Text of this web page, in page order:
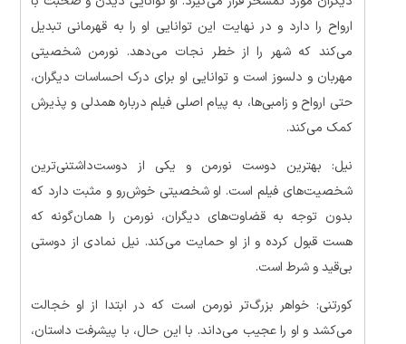
ارواح را دارد و در نهایت این توانایی او را به قهرمانی تبدیل
می‌کند که شهر را از خطر نجات می‌دهد. نورمن شخصیتی
مهربان و دلسوز است و توانایی او برای درک احساسات دیگران،
حتی ارواح و زامبی‌ها، به پیام اصلی فیلم درباره همدلی و پذیرش
کمک می‌کند.
نیل: بهترین دوست نورمن و یکی از دوست‌داشتنی‌ترین
شخصیت‌های فیلم است. او شخصیتی خوش‌رو و مثبت دارد که
بدون توجه به قضاوت‌های دیگران، نورمن را همان‌گونه که
هست قبول کرده و از او حمایت می‌کند. نیل نمادی از دوستی
بی‌قید و شرط است.
کورتنی: خواهر بزرگ‌تر نورمن است که در ابتدا از او خجالت
می‌کشد و او را عجیب می‌داند. با این حال، با پیشرفت داستان،